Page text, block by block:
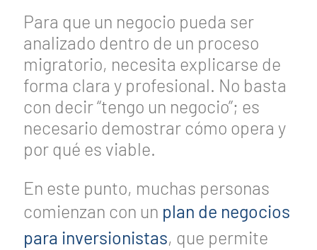
Para que un negocio pueda ser
analizado dentro de un proceso
migratorio, necesita explicarse de
forma clara y profesional. No basta
con decir “tengo un negocio”; es
necesario demostrar cómo opera y
por qué es viable.
En este punto, muchas personas
comienzan con un plan de negocios
para inversionistas, que permite